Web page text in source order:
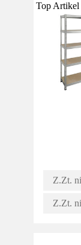
Top Artikel
Z.Zt.
Z.Zt.